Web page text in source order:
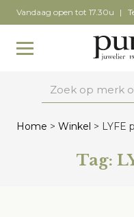
Skip
to
content
Vandaag open tot 17.30u
Toggle navigation
Home > Winkel > LYFE
Tag: